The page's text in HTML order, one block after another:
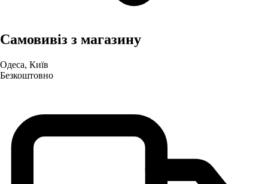
Самовивіз з магазину
Одеса, Київ
Безкоштовно